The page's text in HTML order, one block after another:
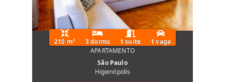
210 m² 3 dorms 1 suíte
1 vaga
APARTAMENTO
São Paulo
Higienópolis